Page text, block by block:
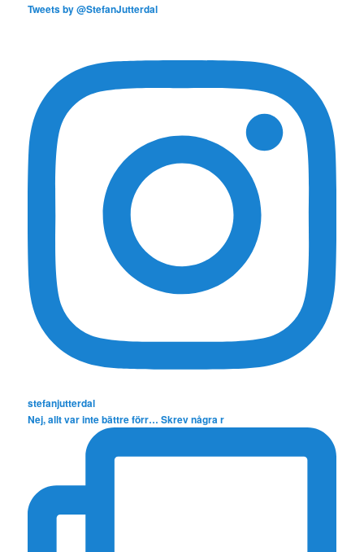
Tweets by @StefanJutterdal
stefanjutterdal
Nej, allt var inte bättre förr… Skrev några r